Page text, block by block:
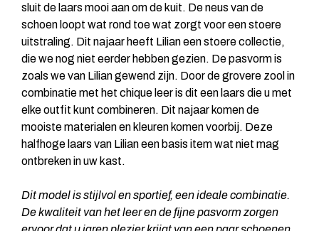
sluit de laars mooi aan om de kuit. De neus van de
schoen loopt wat rond toe wat zorgt voor een stoere
uitstraling. Dit najaar heeft Lilian een stoere collectie,
die we nog niet eerder hebben gezien. De pasvorm is
zoals we van Lilian gewend zijn. Door de grovere zool in
combinatie met het chique leer is dit een laars die u met
elke outfit kunt combineren. Dit najaar komen de
mooiste materialen en kleuren komen voorbij. Deze
halfhoge laars van Lilian een basis item wat niet mag
ontbreken in uw kast.
Dit model is stijlvol en sportief, een ideale combinatie.
De kwaliteit van het leer en de fijne pasvorm zorgen